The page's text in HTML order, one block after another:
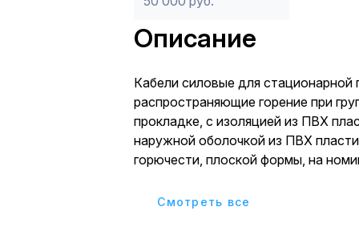
Описание
Кабели силовые для стационарной
распространяющие горение при
прокладке, с изоляцией из ПВХ
наружной оболочкой из ПВХ
горючести, плоской формы, на
прокладки (с учетом объема
Cмотреть все